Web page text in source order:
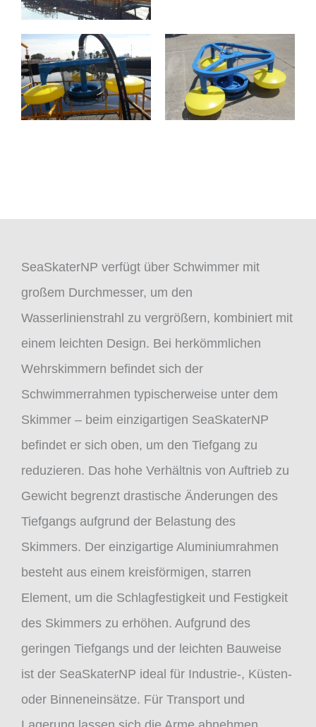
SeaSkaterNP verfügt über Schwimmer mit
großem Durchmesser, um den
Wasserlinienstrahl zu vergrößern, kombiniert mit
einem leichten Design. Bei herkömmlichen
Wehrskimmern befindet sich der
Schwimmerrahmen typischerweise unter dem
Skimmer – beim einzigartigen SeaSkaterNP
befindet er sich oben, um den Tiefgang zu
reduzieren. Das hohe Verhältnis von Auftrieb zu
Gewicht begrenzt drastische Änderungen des
Tiefgangs aufgrund der Belastung des
Skimmers. Der einzigartige Aluminiumrahmen
besteht aus einem kreisförmigen, starren
Element, um die Schlagfestigkeit und Festigkeit
des Skimmers zu erhöhen. Aufgrund des
geringen Tiefgangs und der leichten Bauweise
ist der SeaSkaterNP ideal für Industrie-, Küsten-
oder Binneneinsätze. Für Transport und